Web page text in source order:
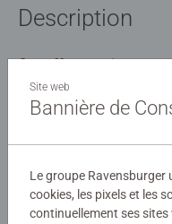
Description
Ce coffret contient un
la taille des pièces sont
enfants dès 7 ans
Les puzzles
à chaque âge, avec
colorées. Ils offrent un
Détails
Numéro d'article:
EAN:
Site web
Bannière de
Le groupe Ravensburger
cookies, les pixels et les
continuellement ses